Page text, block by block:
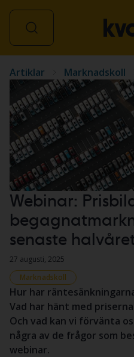
Alla fordon
Artiklar Marknadskoll
Webinar:
senaste
27 augusti, 2025
Marknadskoll
Hur har
Vad har hänt med
Och vad kan vi förvänta
några av de frågor som
webinar.